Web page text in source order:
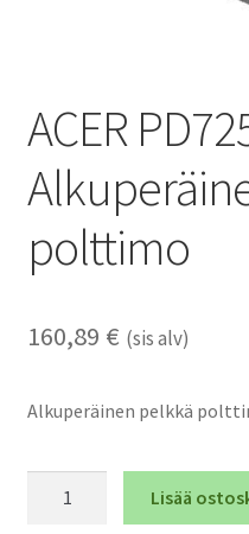
ACER
polttimo
160,89 € (sis alv)
Alkuperäinen pelkkä
Lisää